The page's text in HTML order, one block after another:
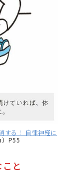
する！ 自律神経に
）P55
と